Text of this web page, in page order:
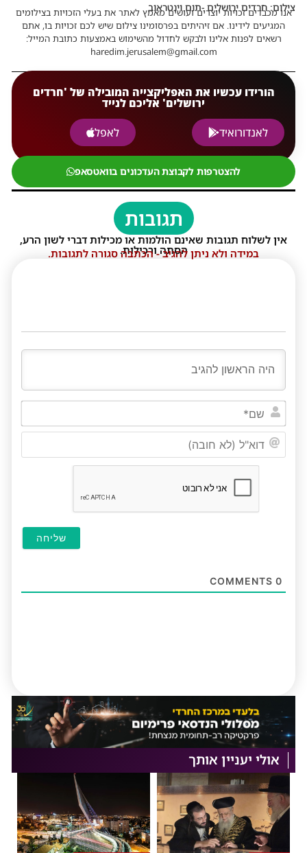
צילום: חרדים ירושלים -תום וינטראוב
אנו מכבדים זכויות יוצרים ועושים מאמץ לאתר את בעלי הזכויות בצילומים
המגיעים לידינו. אם זיהיתים בפרסומינו צילום שיש לכם זכויות בו, אתם
רשאים לפנות אלינו ולבקש לחדול מהשימוש באמצעות כתובת המייל:
haredim.jerusalem@gmail.com
הורידו עכשיו את האפליקצייה המובילה של 'חרדים
ירושלים' אליכם לנייד
לאנדורואיד
לאפל
להצטרפות לקבוצת העדכונים בוואטסאפ
תגובות
אין לשלוח תגובות שאינם הולמות או מכילות דברי לשון הרע,
הסתה ורכילות.
במידה ולא ניתן להגיב - הכתבה סגורה לתגובות.
שם*
0
אולי יעניין אותך